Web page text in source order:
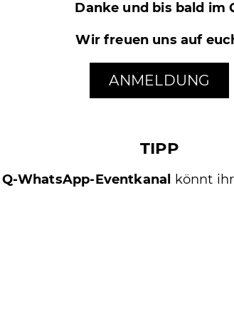
Danke und bis bald im
Wir freuen uns auf
ANMELDUNG
TIPP
Q-WhatsApp-Eventkanal könnt ihr